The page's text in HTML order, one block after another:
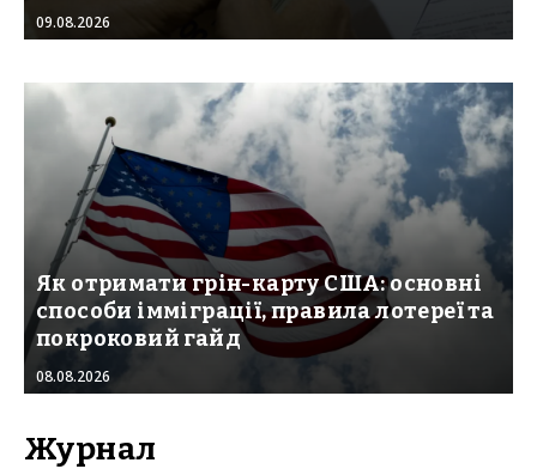
09.08.2026
Як отримати грін-карту США: основні
способи імміграції, правила лотереї та
покроковий гайд
08.08.2026
Журнал